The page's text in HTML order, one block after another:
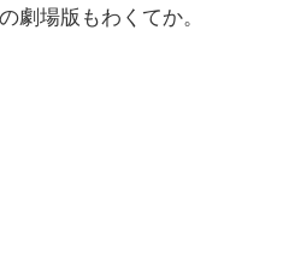
劇場版もわくてか。